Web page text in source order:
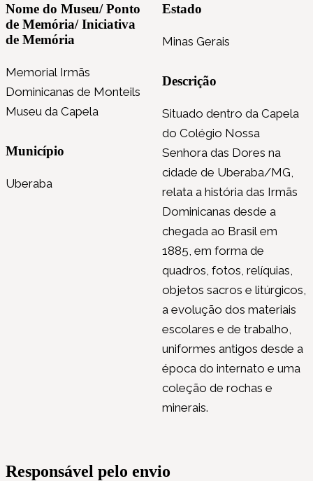
Nome do Museu/ Ponto
de Memória/ Iniciativa
de Memória
Memorial Irmãs
Dominicanas de Monteils
Museu da Capela
Município
Uberaba
Estado
Minas Gerais
Descrição
Situado dentro da Capela
do Colégio Nossa
Senhora das Dores na
cidade de Uberaba/MG,
relata a história das Irmãs
Dominicanas desde a
chegada ao Brasil em
1885, em forma de
quadros, fotos, relíquias,
objetos sacros e litúrgicos,
a evolução dos materiais
escolares e de trabalho,
uniformes antigos desde a
época do internato e uma
coleção de rochas e
minerais.
Responsável pelo envio